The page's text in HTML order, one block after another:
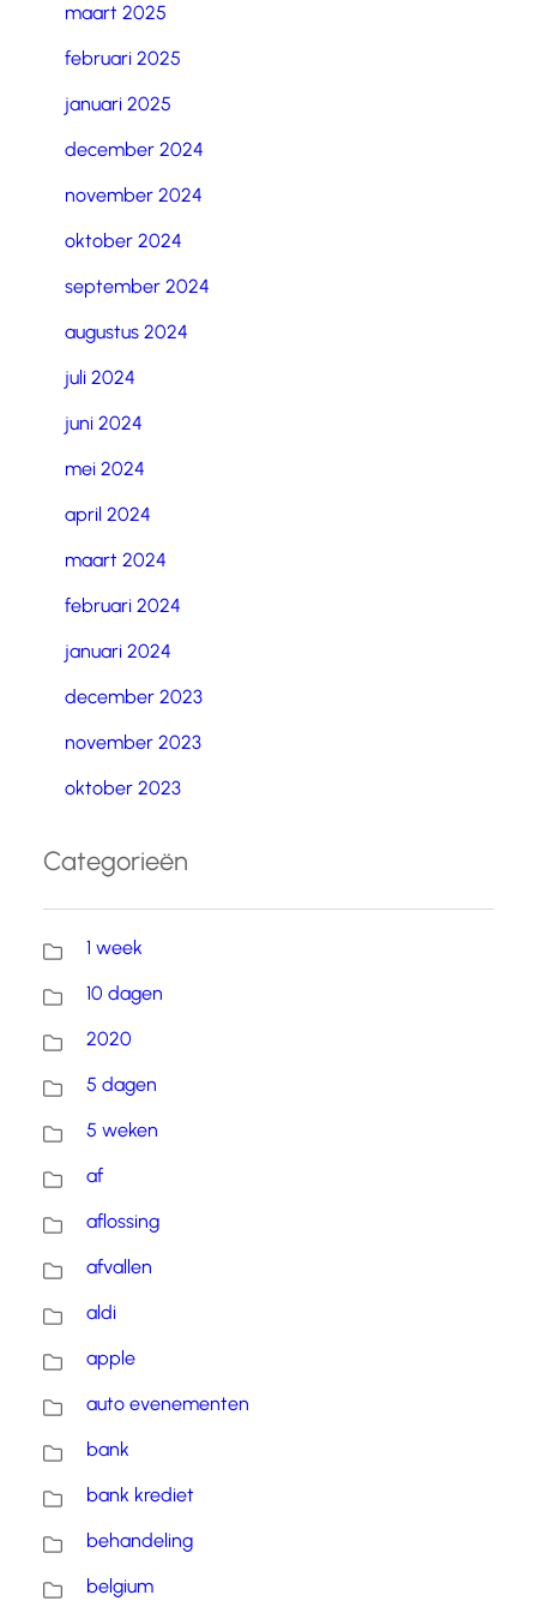
maart 2025
februari 2025
januari 2025
december 2024
november 2024
oktober 2024
september 2024
augustus 2024
juli 2024
juni 2024
mei 2024
april 2024
maart 2024
februari 2024
januari 2024
december 2023
november 2023
oktober 2023
Categorieën
1 week
10 dagen
2020
5 dagen
5 weken
af
aflossing
afvallen
aldi
apple
auto evenementen
bank
bank krediet
behandeling
belgium